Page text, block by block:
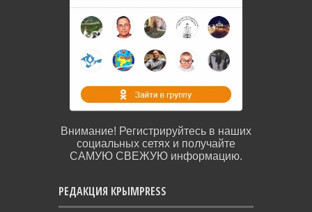
Внимание! Регистрируйтесь в наших
социальных сетях и получайте
САМУЮ СВЕЖУЮ информацию.
РЕДАКЦИЯ КРЫМPRESS